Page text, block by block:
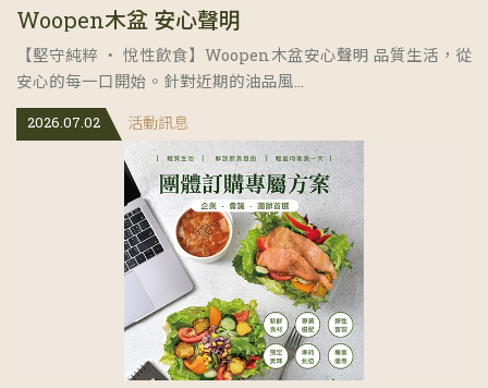
Woopen木盆 安心聲明
【堅守純粹 ‧ 悅性飲食】Woopen木盆安心聲明 品質生活，從
安心的每一口開始。針對近期的油品風...
2026.07.02 活動訊息